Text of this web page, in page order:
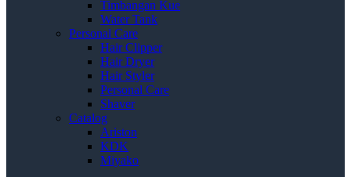
Timbangan Kue
Water Tank
Personal Care
Hair Clipper
Hair Dryer
Hair Styler
Personal Care
Shaver
Catalog
Ariston
KDK
Miyako